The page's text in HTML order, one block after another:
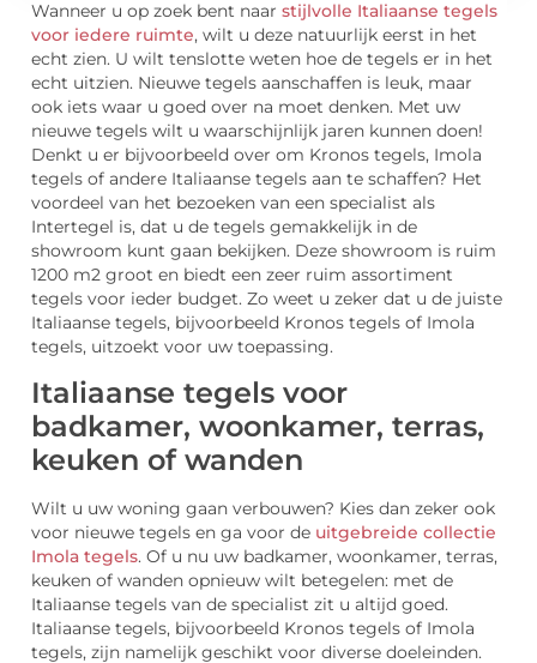
Wanneer u op zoek bent naar stijlvolle Italiaanse tegels
voor iedere ruimte, wilt u deze natuurlijk eerst in het
echt zien. U wilt tenslotte weten hoe de tegels er in het
echt uitzien. Nieuwe tegels aanschaffen is leuk, maar
ook iets waar u goed over na moet denken. Met uw
nieuwe tegels wilt u waarschijnlijk jaren kunnen doen!
Denkt u er bijvoorbeeld over om Kronos tegels, Imola
tegels of andere Italiaanse tegels aan te schaffen? Het
voordeel van het bezoeken van een specialist als
Intertegel is, dat u de tegels gemakkelijk in de
showroom kunt gaan bekijken. Deze showroom is ruim
1200 m2 groot en biedt een zeer ruim assortiment
tegels voor ieder budget. Zo weet u zeker dat u de juiste
Italiaanse tegels, bijvoorbeeld Kronos tegels of Imola
tegels, uitzoekt voor uw toepassing.
Italiaanse tegels voor
badkamer, woonkamer, terras,
keuken of wanden
Wilt u uw woning gaan verbouwen? Kies dan zeker ook
voor nieuwe tegels en ga voor de uitgebreide collectie
Imola tegels. Of u nu uw badkamer, woonkamer, terras,
keuken of wanden opnieuw wilt betegelen: met de
Italiaanse tegels van de specialist zit u altijd goed.
Italiaanse tegels, bijvoorbeeld Kronos tegels of Imola
tegels, zijn namelijk geschikt voor diverse doeleinden.